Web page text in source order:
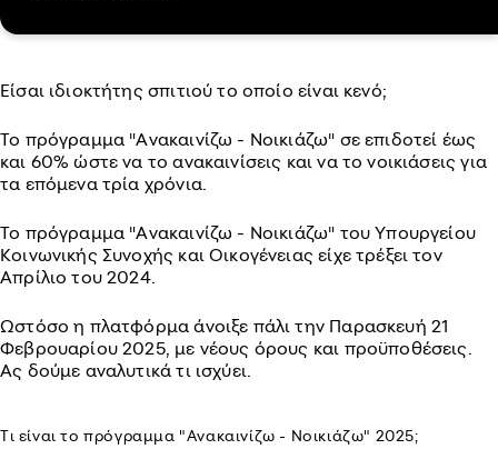
Είσαι ιδιοκτήτης σπιτιού το οποίο είναι κενό;
Το πρόγραμμα "Ανακαινίζω - Νοικιάζω" σε επιδοτεί έως
και 60% ώστε να το ανακαινίσεις και να το νοικιάσεις για
τα επόμενα τρία χρόνια.
Το πρόγραμμα "Ανακαινίζω - Νοικιάζω" του Υπουργείου
Κοινωνικής Συνοχής και Οικογένειας είχε τρέξει τον
Απρίλιο του 2024.
Ωστόσο η πλατφόρμα άνοιξε πάλι την Παρασκευή 21
Φεβρουαρίου 2025, με νέους όρους και προϋποθέσεις.
Ας δούμε αναλυτικά τι ισχύει.
Τι είναι το πρόγραμμα "Ανακαινίζω - Νοικιάζω" 2025;